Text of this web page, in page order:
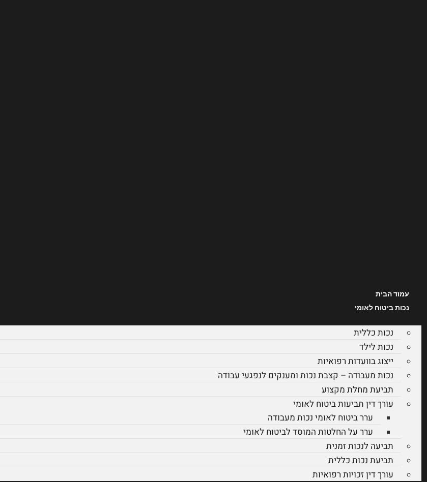
עמוד הבית
נכות ביטוח לאומי
נכות כללית
נכות לילד
ייצוג בוועדות רפואיות
נכות מעבודה – קצבת נכות ומענקים לנפגעי עבודה
תביעת מחלת מקצוע
עורך דין תביעות ביטוח לאומי
ערר ביטוח לאומי נכות מעבודה
ערר על החלטות המוסד לביטוח לאומי
תביעה לנכות זמנית
תביעת נכות כללית
עורך דין זכויות רפואיות